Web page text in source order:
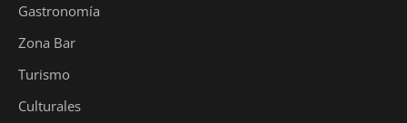
Gastronomía
Zona Bar
Turismo
Culturales